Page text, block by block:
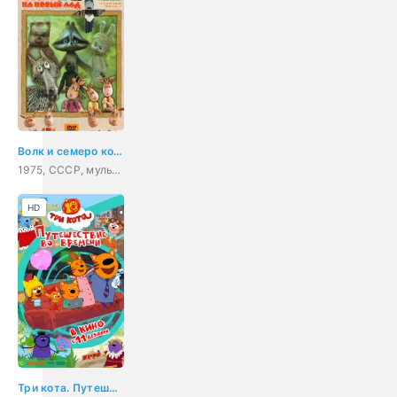
Волк и семеро козлят на новый лад
1975, СССР, мультфильм, короткометражка, мюзикл, семейный
Три кота. Путешествие во времени
HD